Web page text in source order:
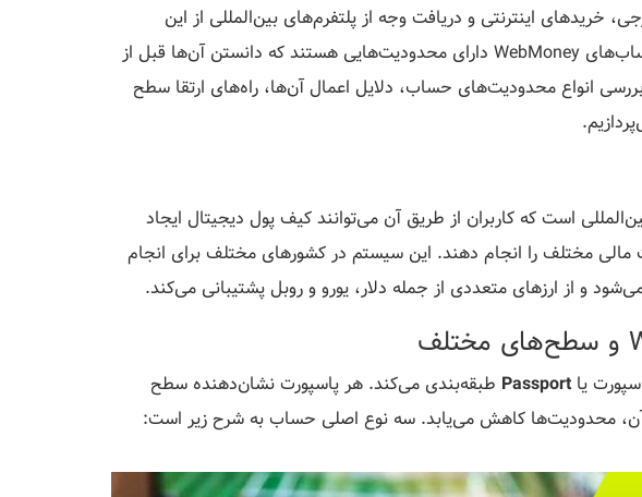
خریدهای اینترنتی و دریافت وجه از پلتفرم‌های بین‌المللی از این
سیستم استفاده می‌کنند. با این حال، حساب‌های WebMoney دارای محدودیت‌هایی هستند که دانستن آن‌ها قبل از
انواع محدودیت‌های حساب، دلایل اعمال آن‌ها، راه‌های ارتقا سطح
است که کاربران از طریق آن می‌توانند کیف پول دیجیتال ایجاد
مالی مختلف را انجام دهند. این سیستم در کشورهای مختلف برای انجام
و از ارزهای متعددی از جمله دلار، یورو و روبل پشتیبانی می‌کند.
یا Passport طبقه‌بندی می‌کند. هر پاسپورت نشان‌دهنده سطح
آن، محدودیت‌ها کاهش می‌یابد. سه نوع اصلی حساب به شرح زیر است: